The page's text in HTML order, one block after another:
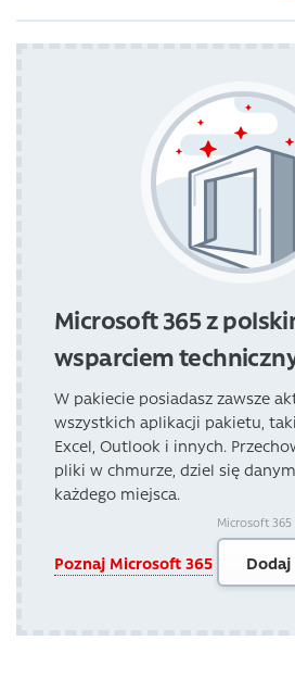
Microsoft 365 z
wsparciem
W pakiecie posiadasz zawsze
wszystkich aplikacji pakietu,
Excel, Outlook i innych.
pliki w chmurze, dziel się
każdego miejsca.
Poznaj Microsoft 365
Microsoft 365